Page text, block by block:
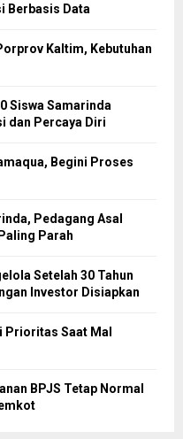
Berbasis Data
Kaltim, Kebutuhan
Siswa Samarinda
dan Percaya Diri
Begini Proses
Pedagang Asal
Parah
Setelah 30 Tahun
Investor Disiapkan
Prioritas Saat Mal
BPJS Tetap Normal